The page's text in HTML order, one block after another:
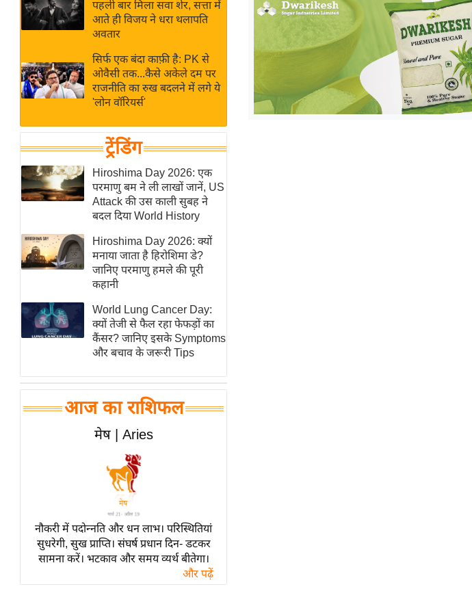
Hindi
News
Hindi
Videos
खेल
IPL
2026
ई-पेपर
मिसाल बेमिसाल
शख्सियत
यंग इंडिया
साहित्य जगत
ऑटो वर्ल्ड
न्यूज ब्रीफ
मनोरंजन जगत
हॉलीवुड
फिल्म समीक्षा
Breaking
News
लाइफस्टाइल
ब्यूटी/फैशन
पर्यटन स्थल
फिटनेस मंत्रा
रिलेशनशिप
राजनीति
समसामयिक
पहली बार मिला सवा शेर, सत्ता में
आते ही विजय ने धरा थलापति
अवतार
सिर्फ एक बंदा काफ़ी है: PK से
ओवैसी तक...कैसे अकेले दम पर
राजनीति का रुख बदलने में लगे ये
'लोन वॉरियर्स'
ट्रेंडिंग
Hiroshima Day 2026: एक
परमाणु बम ने ली लाखों जानें, US
Attack की उस काली सुबह ने
बदल दिया World History
Hiroshima Day 2026: क्यों
मनाया जाता है हिरोशिमा डे?
जानिए परमाणु हमले की पूरी
कहानी
World Lung Cancer Day:
क्यों तेजी से फैल रहा फेफड़ों का
कैंसर? जानिए इसके Symptoms
और बचाव के जरूरी Tips
आज का राशिफल
मेष | Aries
नौकरी में पदोन्नति और धन लाभ। परिस्थितियां
सुधरेगी, सुख प्राप्ति। संघर्ष प्रधान दिन- डटकर
सामना करें। भटकाव और समय व्यर्थ बीतेगा।
और पढ़ें